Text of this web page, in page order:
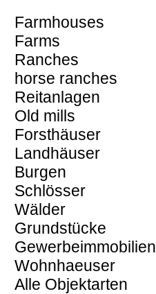
Farmhouses
Farms
Ranches
horse ranches
Reitanlagen
Old mills
Forsthäuser
Landhäuser
Burgen
Schlösser
Wälder
Grundstücke
Gewerbeimmobilien
Wohnhaeuser
Alle Objektarten